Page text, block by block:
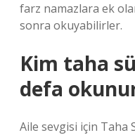
farz namazlara ek
sonra okuyabilirler.
Kim taha
defa
Aile sevgisi için Taha